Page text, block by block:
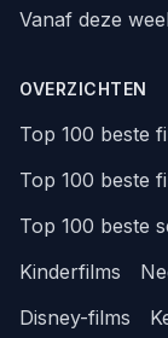
Vanaf deze
OVERZICHTEN
Top 100 beste
Top 100 beste
Top 100 beste
Kinderfilms
Disney-films